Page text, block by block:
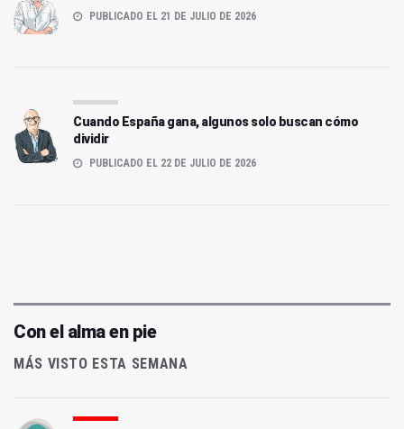
PUBLICADO EL 21 DE JULIO DE 2026
Cuando España gana, algunos solo buscan cómo
dividir
PUBLICADO EL 22 DE JULIO DE 2026
Con el alma en pie
MÁS VISTO ESTA SEMANA